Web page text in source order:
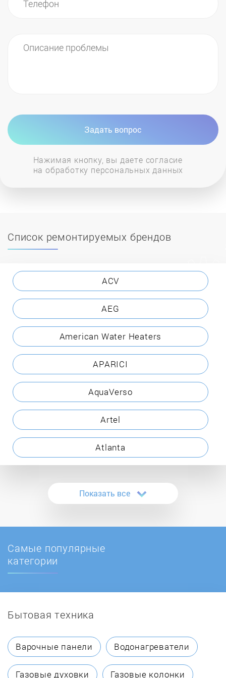
Задать вопрос
Нажимая кнопку, вы даете согласие
на обработку персональных данных
Список ремонтируемых брендов
ACV
AEG
American Water Heaters
APARICI
AquaVerso
Artel
Atlanta
Atmor
Austria Email
BAXI
Bosch
Показать все
Самые популярные
категории
Бытовая техника
Варочные панели Водонагреватели
Газовые духовки Газовые колонки